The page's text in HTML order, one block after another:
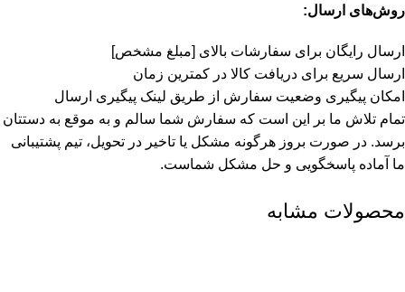
روش‌های ارسال:
ارسال رایگان برای سفارشات بالای [مبلغ مشخص]
ارسال سریع برای دریافت کالا در کمترین زمان
امکان پیگیری وضعیت سفارش از طریق لینک پیگیری ارسال
تمام تلاش ما بر این است که سفارش شما سالم و به موقع به دستتان
برسد. در صورت بروز هرگونه مشکل یا تاخیر در تحویل، تیم پشتیبانی
ما آماده پاسخگویی و حل مشکل شماست.
محصولات مشابه